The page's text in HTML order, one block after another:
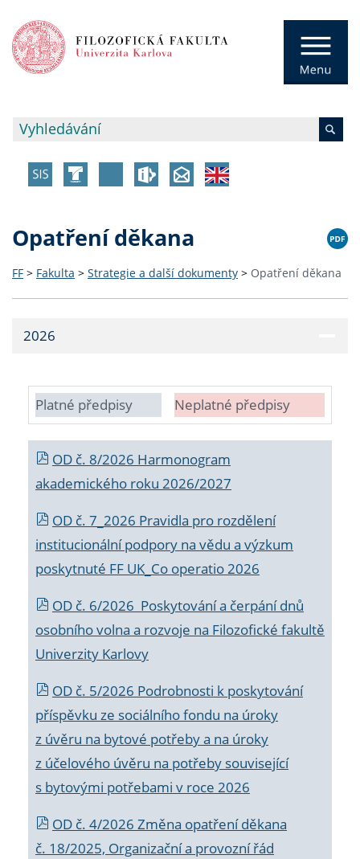
Opatření děkana
FF > Fakulta > Strategie a další dokumenty > Opatření děkana
2026
Platné předpisy Neplatné předpisy
OD č. 8/2026 Harmonogram
akademického roku 2026/2027
OD č. 7_2026 Pravidla pro rozdělení
institucionální podpory na vědu a výzkum
poskytnuté FF UK_Co operatio 2026
OD č. 6/2026 Poskytování a čerpání dnů
osobního volna a rozvoje na Filozofické fakultě
Univerzity Karlovy
OD č. 5/2026 Podrobnosti k poskytování
příspěvku ze sociálního fondu na úroky
z úvěru na bytové potřeby a na úroky
z účelového úvěru na potřeby související
s bytovými potřebami v roce 2026
OD č. 4/2026 Změna opatření děkana
č. 18/2025, Organizační a provozní řád